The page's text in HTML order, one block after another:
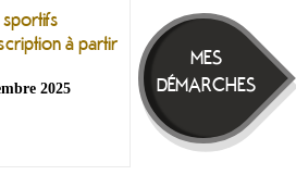
MES
DÉMARCHES
à partir
2025